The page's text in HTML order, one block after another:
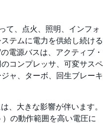
て、点火、照明、インフォ
テムに電力を供給し続ける
電源バスは、アクティブ・
コンプレッサ、可変サスペ
ャ、ターボ、回生ブレーキ
、大きな影響が伴います。
の動作範囲を高い電圧に